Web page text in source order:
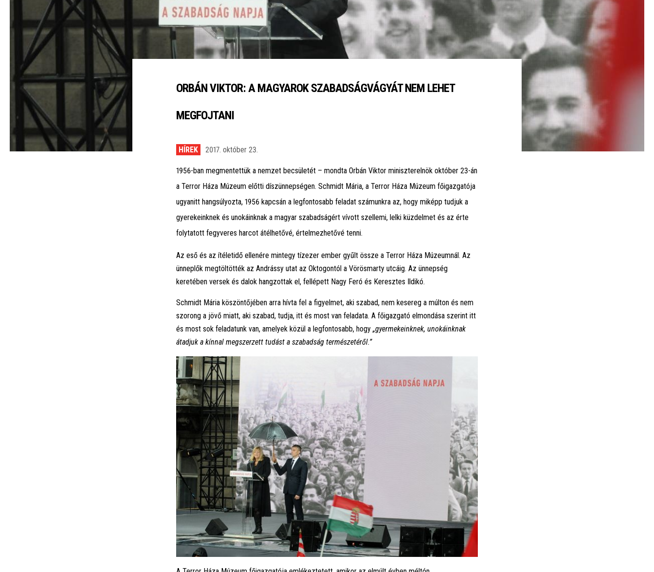
ORBÁN VIKTOR: A MAGYAROK SZABADSÁGVÁGYÁT NEM LEHET
MEGFOJTANI
HÍREK 2017. október 23.
1956-ban megmentettük a nemzet becsületét – mondta Orbán Viktor miniszterelnök október 23-án
a Terror Háza Múzeum előtti díszünnepségen. Schmidt Mária, a Terror Háza Múzeum főigazgatója
ugyanitt hangsúlyozta, 1956 kapcsán a legfontosabb feladat számunkra az, hogy miképp tudjuk a
gyerekeinknek és unokáinknak a magyar szabadságért vívott szellemi, lelki küzdelmet és az érte
folytatott fegyveres harcot átélhetővé, értelmezhetővé tenni.
Az eső és az ítéletidő ellenére mintegy tízezer ember gyűlt össze a Terror Háza Múzeumnál. Az
ünneplők megtöltötték az Andrássy utat az Oktogontól a Vörösmarty utcáig. Az ünnepség
keretében versek és dalok hangzottak el, fellépett Nagy Feró és Keresztes Ildikó.
Schmidt Mária köszöntőjében arra hívta fel a figyelmet, aki szabad, nem kesereg a múlton és nem
szorong a jövő miatt, aki szabad, tudja, itt és most van feladata. A főigazgató elmondása szerint itt
és most sok feladatunk van, amelyek közül a legfontosabb, hogy „gyermekeinknek, unokáinknak
átadjuk a kínnal megszerzett tudást a szabadság természetéről.”